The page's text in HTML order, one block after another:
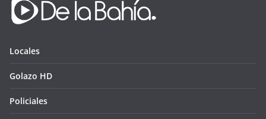
Locales
Golazo HD
Policiales